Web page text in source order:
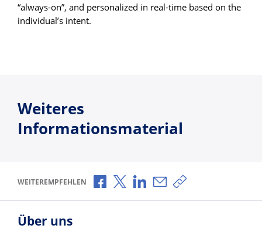
“always-on”, and personalized in real-time based on the
individual’s intent.
Weiteres
Informationsmaterial
WEITEREMPFEHLEN Über Facebook teilen
Über X teilen
Über LinkedIn teilen
Über E-Mail teilen
Link zum Teilen
Über uns